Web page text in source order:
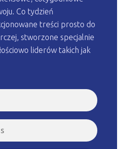
Co tydzień
treści prosto do
stworzone specjalnie
liderów takich jak